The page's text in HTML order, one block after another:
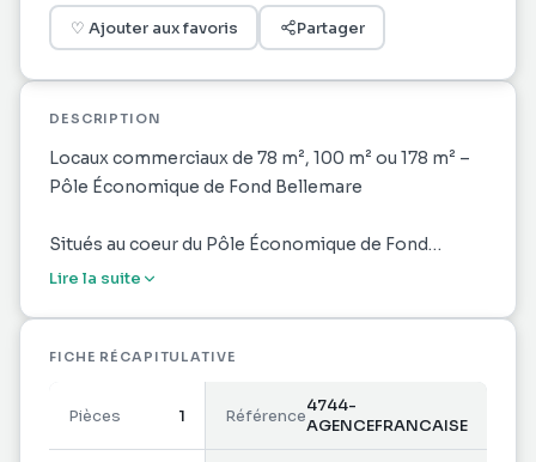
♡ Ajouter aux favoris Partager
DESCRIPTION
Locaux commerciaux de 78 m², 100 m² ou 178 m² –
Pôle Économique de Fond Bellemare
Situés au coeur du Pôle Économique de Fond
Bellemare, dans une zone d'activités dynamique et
régulier de clientèle grâce à la présence de
nombreux commerces et services.
Disponibilité : août 2026
Lire la suite
FICHE RÉCAPITULATIVE
Pièces 1 Référence4744-
AGENCEFRANCAISE